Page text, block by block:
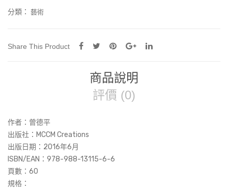
數
分類： 藝術
Share This Product
商品說明
評價 (0)
作者：曾德平
出版社：MCCM Creations
出版日期：2016年6月
ISBN/EAN：978-988-13115-6-6
頁數：60
規格：